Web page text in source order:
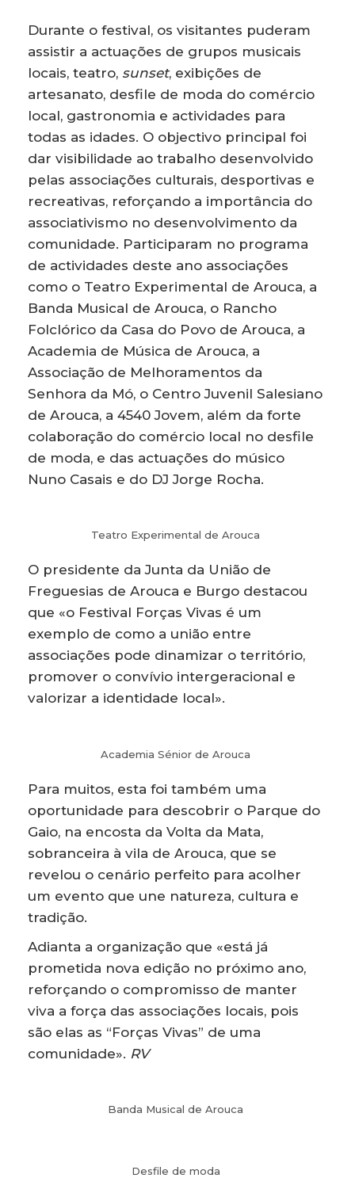
Durante o festival, os visitantes puderam
assistir a actuações de grupos musicais
locais, teatro, sunset, exibições de
artesanato, desfile de moda do comércio
local, gastronomia e actividades para
todas as idades. O objectivo principal foi
dar visibilidade ao trabalho desenvolvido
pelas associações culturais, desportivas e
recreativas, reforçando a importância do
associativismo no desenvolvimento da
comunidade. Participaram no programa
de actividades deste ano associações
como o Teatro Experimental de Arouca, a
Banda Musical de Arouca, o Rancho
Folclórico da Casa do Povo de Arouca, a
Academia de Música de Arouca, a
Associação de Melhoramentos da
Senhora da Mó, o Centro Juvenil Salesiano
de Arouca, a 4540 Jovem, além da forte
colaboração do comércio local no desfile
de moda, e das actuações do músico
Nuno Casais e do DJ Jorge Rocha.
Teatro Experimental de Arouca
O presidente da Junta da União de
Freguesias de Arouca e Burgo destacou
que «o Festival Forças Vivas é um
exemplo de como a união entre
associações pode dinamizar o território,
promover o convívio intergeracional e
valorizar a identidade local».
Academia Sénior de Arouca
Para muitos, esta foi também uma
oportunidade para descobrir o Parque do
Gaio, na encosta da Volta da Mata,
sobranceira à vila de Arouca, que se
revelou o cenário perfeito para acolher
um evento que une natureza, cultura e
tradição.
Adianta a organização que «está já
prometida nova edição no próximo ano,
reforçando o compromisso de manter
viva a força das associações locais, pois
são elas as “Forças Vivas” de uma
comunidade». RV
Banda Musical de Arouca
Desfile de moda